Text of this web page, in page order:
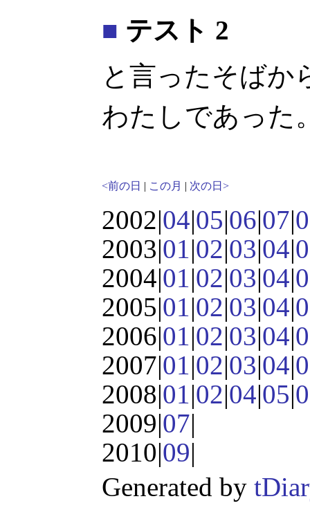
■ テスト 2
と言ったそばか
わたしであった
<前の日 | この月 | 次の日>
2002|04|05|06|07|
2003|01|02|03|04|
2004|01|02|03|04|
2005|01|02|03|04|
2006|01|02|03|04|
2007|01|02|03|04|
2008|01|02|04|05|
2009|07|
2010|09|
Generated by